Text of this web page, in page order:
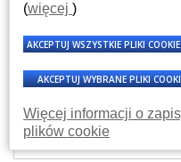
© Wszelkie prawa
wyswietlacza.pl 2007 -
(więcej )
Więcej informacji o
plików cookie